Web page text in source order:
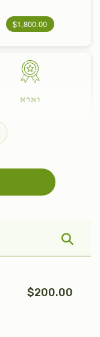
$1,800.00
וארא
$200.00